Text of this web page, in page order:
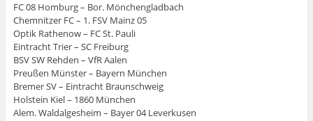
FC 08 Homburg – Bor. Mönchengladbach
Chemnitzer FC – 1. FSV Mainz 05
Optik Rathenow – FC St. Pauli
Eintracht Trier – SC Freiburg
BSV SW Rehden – VfR Aalen
Preußen Münster – Bayern München
Bremer SV – Eintracht Braunschweig
Holstein Kiel – 1860 München
Alem. Waldalgesheim – Bayer 04 Leverkusen